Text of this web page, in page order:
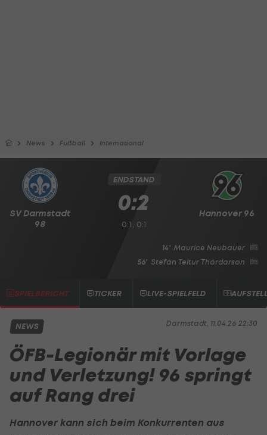
News Fußball International
SV Darmstadt
98
Hannover 96
ENDSTAND
0:2
0:1 , 0:1
14' Maurice Neubauer
56' Stefán Teitur Thórdarson
SPIELBERICHT TICKER LIVE-SPIELFELD
Darmstadt, 11.04.26 22:30
NEWS
ÖFB-Legionär mit Vorlage
und Verletzung! 96 springt
auf Rang drei
Hannover kann sich beim Konkurrenten aus